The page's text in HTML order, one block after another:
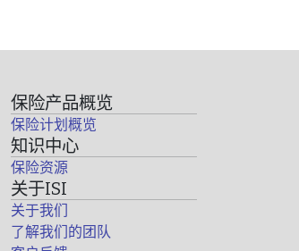
保险产品概览
保险计划概览
知识中心
保险资源
关于ISI
关于我们
了解我们的团队